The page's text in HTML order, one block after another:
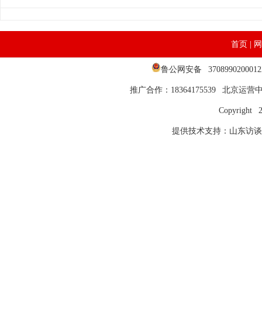
首页|
鲁公网安备
推广合作：18364175539 北京运营
Copyright
提供技术支持：山东访